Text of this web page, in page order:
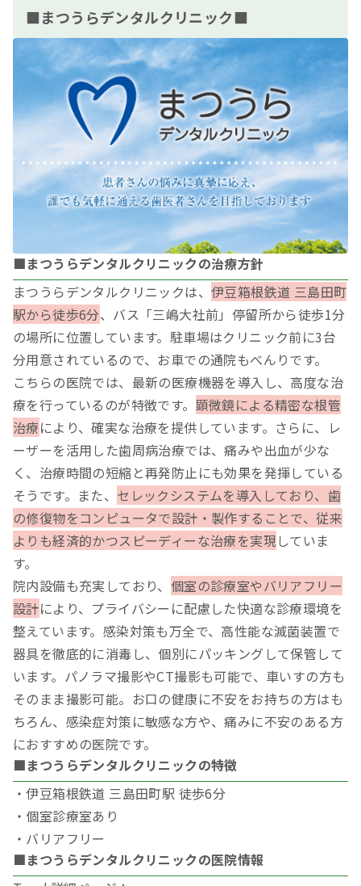
■まつうらデンタルクリニック■
■まつうらデンタルクリニックの治療方針
まつうらデンタルクリニックは、 伊豆箱根鉄道 三島田町
駅から徒歩6分、バス「三嶋大社前」停留所から徒歩1分
の場所に位置しています。駐車場はクリニック前に3台
分用意されているので、お車での通院もべんりです。
こちらの医院では、最新の医療機器を導入し、高度な治
療を行っているのが特徴です。 顕微鏡による精密な根管
治療により、確実な治療を提供しています。さらに、レ
ーザーを活用した歯周病治療では、痛みや出血が少な
く、治療時間の短縮と再発防止にも効果を発揮している
そうです。また、 セレックシステムを導入しており、歯
の修復物をコンピュータで設計・製作することで、従来
よりも経済的かつスピーディーな治療を実現 していま
す。
院内設備も充実しており、 個室の診療室やバリアフリー
設計により、プライバシーに配慮した快適な診療環境を
整えています。感染対策も万全で、高性能な滅菌装置で
器具を徹底的に消毒し、個別にパッキングして保管して
います。パノラマ撮影やCT撮影も可能で、車いすの方も
そのまま撮影可能。お口の健康に不安をお持ちの方はも
ちろん、感染症対策に敏感な方や、痛みに不安のある方
におすすめの医院です。
■まつうらデンタルクリニックの特徴
・伊豆箱根鉄道 三島田町駅 徒歩6分
・個室診療室あり
・バリアフリー
■まつうらデンタルクリニックの医院情報